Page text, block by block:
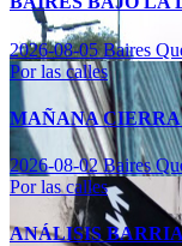
2026-08-05Baires
Por las calles
MAÑANA
2026-08-02Baires
Por las calles
ANÁLISIS